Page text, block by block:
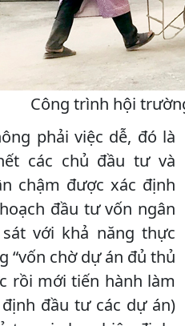
Công trình hội
phải việc dễ, đó là
các chủ đầu tư và
chậm được xác định
đầu tư vốn ngân
với khả năng thực
“vốn chờ dự án đủ thủ
rồi mới tiến hành làm
đầu tư các dự án)